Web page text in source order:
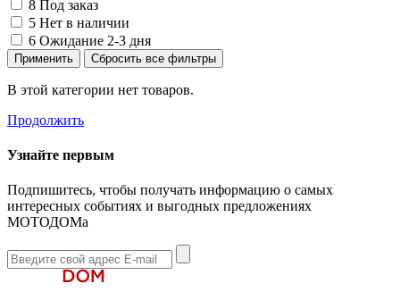
8 Под заказ
5 Нет в наличии
6 Ожидание 2-3 дня
В этой категории нет товаров.
Продолжить
Узнайте первым
Подпишитесь, чтобы получать информацию о самых
интересных событиях и выгодных предложениях
МОТОДОМа